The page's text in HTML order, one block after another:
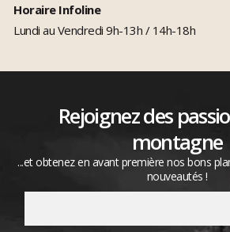
Horaire Infoline
Lundi au Vendredi 9h-13h / 14h-18h
Rejoignez des
montagne
...et obtenez en avant première nos bons
nouveautés !